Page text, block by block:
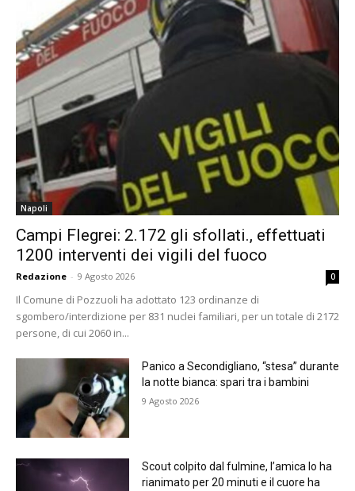
Napoli
Campi Flegrei: 2.172 gli sfollati., effettuati
1200 interventi dei vigili del fuoco
Redazione - 9 Agosto 2026 0
Il Comune di Pozzuoli ha adottato 123 ordinanze di
sgombero/interdizione per 831 nuclei familiari, per un totale di 2172
persone, di cui 2060 in...
Panico a Secondigliano, “stesa” durante
la notte bianca: spari tra i bambini
9 Agosto 2026
Scout colpito dal fulmine, l’amica lo ha
rianimato per 20 minuti e il cuore ha